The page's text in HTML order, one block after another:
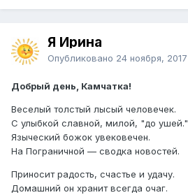
Я Ирина
Опубликовано 24 ноября, 2017
Добрый день, Камчатка!
Веселый толстый лысый человечек.
С улыбкой славной, милой, "до ушей."
Языческий божок увековечен.
На Пограничной — сводка новостей.
Приносит радость, счастье и удачу.
Домашний он хранит всегда очаг.